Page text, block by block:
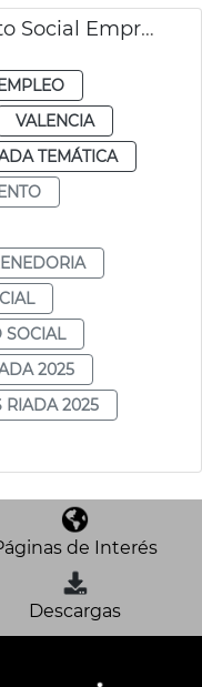
Premios Emprendimiento Social Emprendedores Riada 2025
VALENCIA
TEMÁTICA
SOCIAL
2025
RIADA 2025
de Interés
Descargas